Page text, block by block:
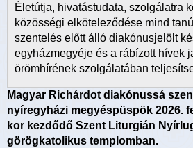
Életútja, hivatástudata, szolgálatra
közösségi elköteleződése mind
szentelés előtt álló diakónusjelölt
egyházmegyéje és a rábízott hívek
örömhírének szolgálatában
Magyar Richárdot diakónussá
nyíregyházi megyéspüspök 2026.
kor kezdődő Szent Liturgián
görögkatolikus templomban.